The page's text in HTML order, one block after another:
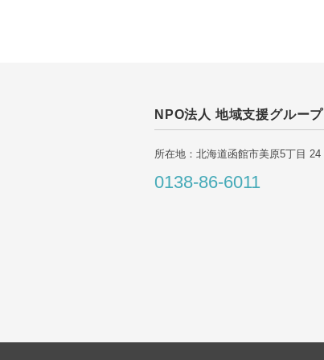
NPO法人 地域支援グルー
所在地：北海道函館市美原5丁目 24
0138-86-6011